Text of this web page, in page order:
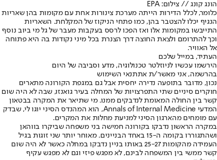
הונג קונג // צילום: EPA
כלומר, לכלל הדירות הייתה מערכת צינורות אחת עם מקומות בהן שאריות
הנגיף יכלו להצטבר בהן, כמו פתחי הניקוז של המקלחת. השאריות
התייבשו במקומות אלו ואז הפכו לרסס בעקבות מעבר של גל מי ביוב נוסף
וכך להתרומם ולצאת החוצה דרך הצנרת בכל מיני נקודות בה היא פתוחה
אל האוויר.
העתיד, במייל שלכם
הירשמו עכשיו לניוזלטר טכנולוגיה, מדע וסביבה של היום
בהרשמה, אני מאשר/ת אתתנאי השימוש
נכון, מדובר בתופעה נדירה יחסית אבל גם במגפת הקורונה מתארים
חוקרים סיניים שתי התפרצויות של המחלה בעיר גואנזו, שבה לא היה שום
קשר בין החולה המאומת לנדבקים ממנו. מי שתיאר את המקרה בבטאון
המדעי Annals of Internal Medicine, הוא המהנדס הסיני יוגו לי, שבדק
עם מומחים מהארגון הסיני למניעת מחלות את המקרים.
במקרה הראשון נדבקו בקורונה חמישה בני משפחה שביקרו בווהאן
ושהתגוררו בקומה ה-15 באחד הבניינים. מאוחר יותר שני זוגות בגיל
העמידה מהקומות 25-27 באותו בניין נדבקו במחלה כאשר לא היה שום
קשר ממשי בין המשפחה לבינם, לא מפגש פיזי וגם לא מפגש עקיף